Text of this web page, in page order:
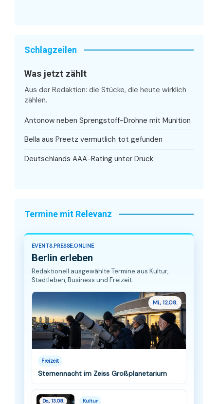
Schlagzeilen
Was jetzt zählt
Aus der Redaktion: die Stücke, die heute wirklich
zählen.
Antonow neben Sprengstoff-Drohne mit Munition
Bella aus Preetz vermutlich tot gefunden
Deutschlands AAA-Rating unter Druck
Termine mit Relevanz
EVENTS.PRESSE.ONLINE
Berlin erleben
Redaktionell ausgewählte Termine aus Kultur,
Stadtleben, Business und Freizeit.
Mi., 12.08.
Freizeit
Sternennacht im Zeiss Großplanetarium
Do., 13.08. Kultur